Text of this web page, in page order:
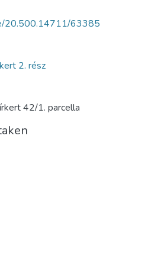
20.500.14711/63385
2. rész
42/1. parcella